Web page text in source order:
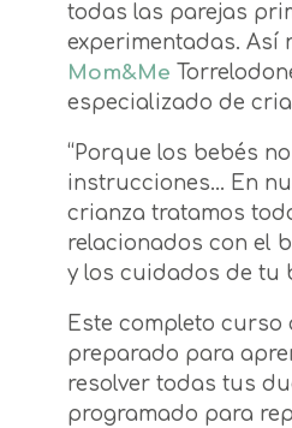
todas las parejas
experimentadas. Así
Mom&Me
especializado de
“Porque los bebés
instrucciones… En
crianza tratamos
relacionados con el
y los cuidados de tu
Este completo curso
preparado para
resolver todas tus
programado para